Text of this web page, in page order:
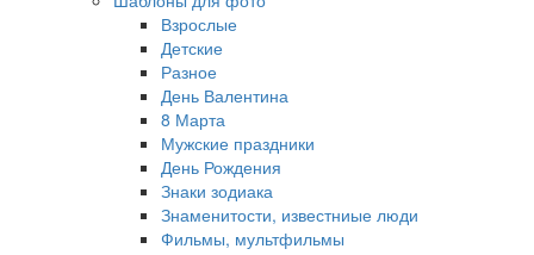
Взрослые
Детские
Разное
День Валентина
8 Марта
Мужские праздники
День Рождения
Знаки зодиака
Знаменитости, известниые люди
Фильмы, мультфильмы